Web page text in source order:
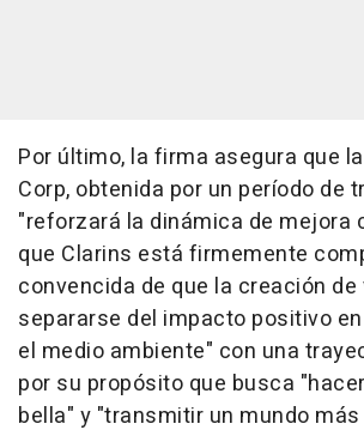
Por último, la firma asegura que
Corp, obtenida por un período de
"reforzará la dinámica de mejora
que Clarins está firmemente
convencida de que la creación de
separarse del impacto positivo
el medio ambiente" con una
por su propósito que busca
bella" y "transmitir un mundo más